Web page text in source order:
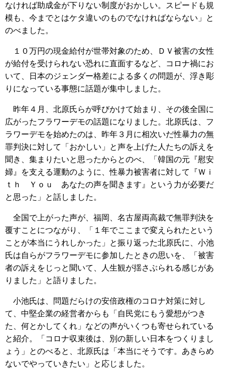
なければ助成金が下りない制度がおかしい。スピードも規
模も、今までとはケタ違いのものでなければならない」と
のべました。
１０万円の現金給付が世帯対象のため、ＤＶ被害の女性
が給付を受けられない恐れに直面するなど、コロナ禍にお
いて、日本のジェンダー格差による多くの問題が、浮き彫
りになっている事態に話題が集中しました。
昨年４月、北原氏らが呼びかけて始まり、その後全国に
広がったフラワーデモの話題になりました。北原氏は、フ
ラワーデモを始めたのは、昨年３月に相次いだ性暴力の無
罪判決に対して「おかしい」と声を上げた人たちの訴えを
聞き、集まりたいと思ったからとのべ、「韓国の元『慰安
婦』を支える運動のように、性暴力被害者に対して『Ｗｉ
ｔｈ Ｙｏｕ あなたの声を聞きます』という力が必要だ
と思った」と話しました。
全国で上がった声が、福岡、名古屋両高裁で無罪判決を
覆すことにつながり、「１年でここまで変えられたという
ことが本当にうれしかった」と振り返った北原氏に、小池
氏は自らがフラワーデモに参加したときの思いを、「被害
者の訴えをじっと聞いて、人生観が揺さぶられる感じがあ
りました」と語りました。
小池氏は、問題だらけの安倍政権のコロナ対策に対し
て、中堅企業の経営者からも「自民党にもう愛想がつき
た、何とかしてくれ」などの声がいくつも寄せられている
と紹介。「コロナ収束後は、別の新しい日本をつくりまし
ょう」とのべると、北原氏は「本当にそうです。あきらめ
ないでやっていきたい」と応じました。